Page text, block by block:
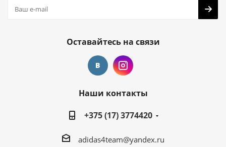
Оставайтесь на связи
Наши контакты
+375 (17) 3774420
adidas4team@yandex.ru